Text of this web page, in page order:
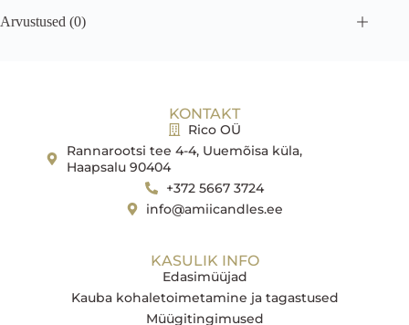
Arvustused (0)
KONTAKT
Rico OÜ
Rannarootsi tee 4-4, Uuemõisa küla,
Haapsalu 90404
+372 5667 3724
info@amiicandles.ee
KASULIK INFO
Edasimüüjad
Kauba kohaletoimetamine ja tagastused
Müügitingimused